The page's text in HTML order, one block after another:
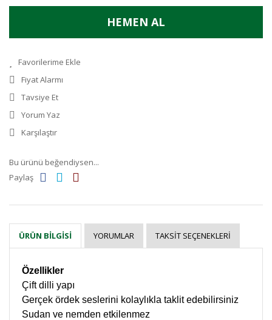
HEMEN AL
Fiyat Alarmı
Tavsiye Et
Yorum Yaz
Karşılaştır
Bu ürünü beğendiysen...
Paylaş
ÜRÜN BILGISI YORUMLAR TAKSIT SEÇENEKLERI
Özellikler
Çift dilli yapı
Gerçek ördek seslerini kolaylıkla taklit edebilirsiniz
Sudan ve nemden etkilenmez